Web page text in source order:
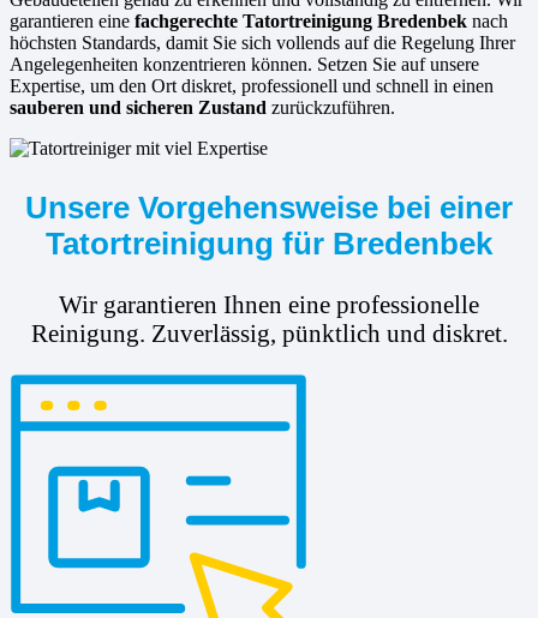
garantieren eine fachgerechte Tatortreinigung Bredenbek nach
höchsten Standards, damit Sie sich vollends auf die Regelung Ihrer
Angelegenheiten konzentrieren können. Setzen Sie auf unsere
Expertise, um den Ort diskret, professionell und schnell in einen
sauberen und sicheren Zustand zurückzuführen.
Unsere Vorgehensweise bei einer
Tatortreinigung für Bredenbek
Wir garantieren Ihnen eine professionelle
Reinigung. Zuverlässig, pünktlich und diskret.